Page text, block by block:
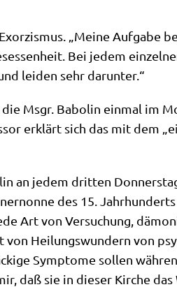
„Mei­ne Auf­ga­be
Bei jedem
lei­den sehr darunter.“
Msgr. Babol­in ein­mal im
erklärt sich das mit dem
an jedem drit­ten
des 15.
Art von Ver­su­chung,
Hei­lungs­wun­dern von
Sym­pto­me sol­len
daß sie in die­ser Kir­che